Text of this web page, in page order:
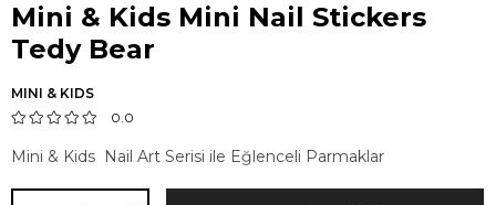
Mini & Kids Mini Nail Stickers
Tedy Bear
MINI & KIDS
0.0
Mini & Kids Nail Art Serisi ile Eğlenceli Parmaklar